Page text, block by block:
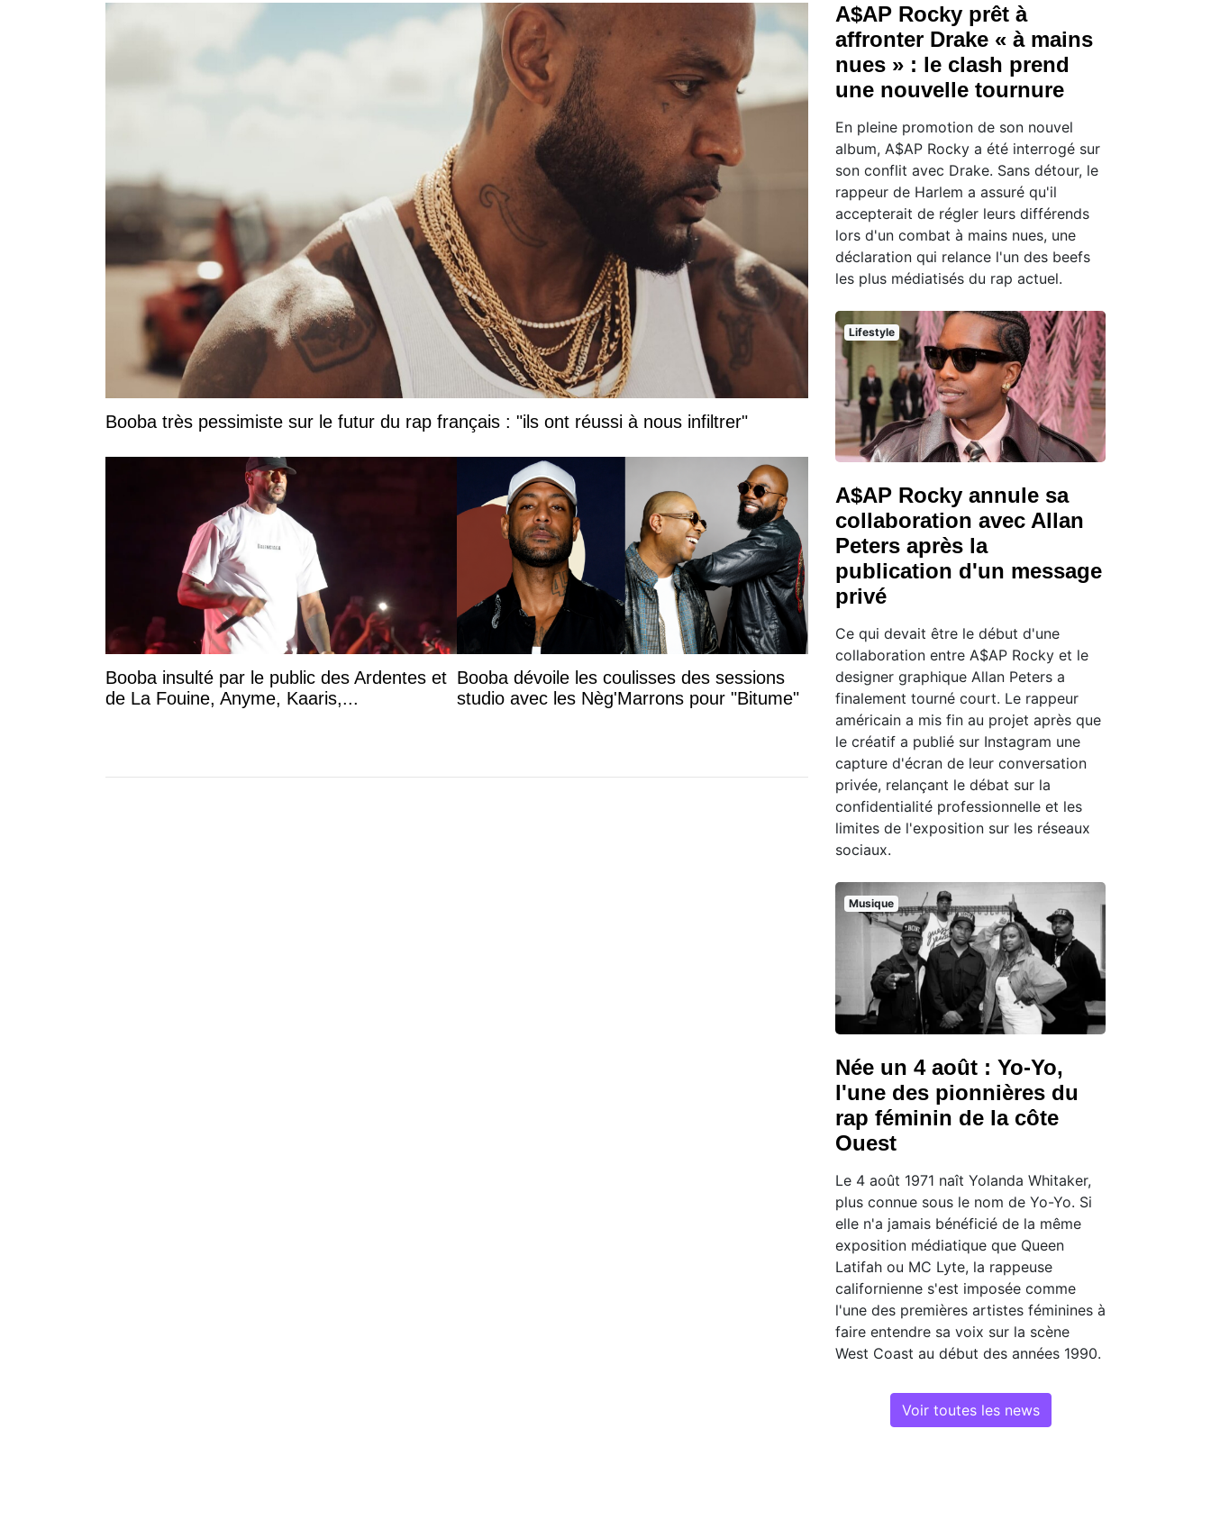
Booba très pessimiste sur le futur du rap français : "ils ont réussi à nous infiltrer"
Booba insulté par le public des Ardentes et
de La Fouine, Anyme, Kaaris,...
Booba dévoile les coulisses des sessions
studio avec les Nèg'Marrons pour "Bitume"
A$AP Rocky prêt à
affronter Drake « à mains
nues » : le clash prend
une nouvelle tournure
En pleine promotion de son nouvel
album, A$AP Rocky a été interrogé sur
son conflit avec Drake. Sans détour, le
rappeur de Harlem a assuré qu'il
accepterait de régler leurs différends
lors d'un combat à mains nues, une
déclaration qui relance l'un des beefs
les plus médiatisés du rap actuel.
Lifestyle
A$AP Rocky annule sa
collaboration avec Allan
Peters après la
publication d'un message
privé
Ce qui devait être le début d'une
collaboration entre A$AP Rocky et le
designer graphique Allan Peters a
finalement tourné court. Le rappeur
américain a mis fin au projet après que
le créatif a publié sur Instagram une
capture d'écran de leur conversation
privée, relançant le débat sur la
confidentialité professionnelle et les
limites de l'exposition sur les réseaux
sociaux.
Musique
Née un 4 août : Yo-Yo,
l'une des pionnières du
rap féminin de la côte
Ouest
Le 4 août 1971 naît Yolanda Whitaker,
plus connue sous le nom de Yo-Yo. Si
elle n'a jamais bénéficié de la même
exposition médiatique que Queen
Latifah ou MC Lyte, la rappeuse
californienne s'est imposée comme
l'une des premières artistes féminines à
faire entendre sa voix sur la scène
West Coast au début des années 1990.
Voir toutes les news